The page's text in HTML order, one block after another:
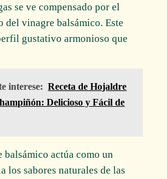
se ve compensado por el
del vinagre balsámico. Este
gustativo armonioso que
interese: Receta de Hojaldre
Delicioso y Fácil de
balsámico actúa como un
los sabores naturales de las